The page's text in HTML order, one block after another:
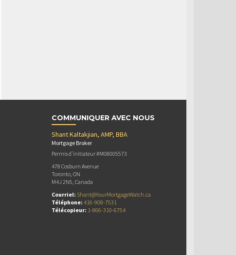
COMMUNIQUER AVEC NOUS
Shant Kaltakjian, AMP, BBA
Mortgage Broker
Permis d’initiateur #M08005573
478 Cosburn Avenue
Toronto, ON
M4J 2N5, Canada
Courriel: Shant@YourMortgageWatch.ca
Téléphone: 416-908-7531
Télécopieur: 1-866-310-6754